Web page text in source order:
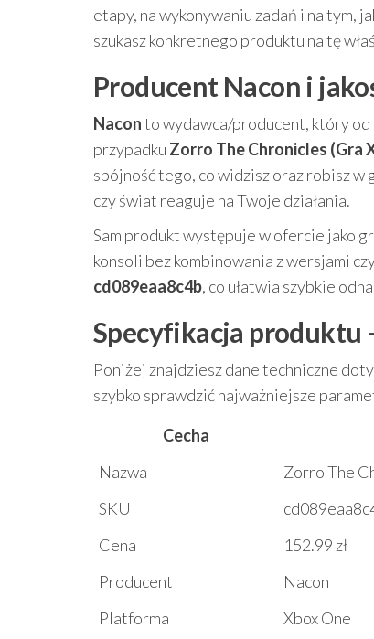
etapy, na wykonywaniu zadań i na tym,
szukasz konkretnego produktu na tę
Producent Nacon i
Naconto wydawca/producent, który od
przypadku Zorro The Chronicles (Gra
spójność tego, co widzisz oraz robisz
czy świat reaguje na Twoje działania.
Sam produkt występuje w ofercie jako
konsoli bez kombinowania z wersjami
cd089eaa8c4b, co ułatwia szybkie
Specyfikacja produktu
Poniżej znajdziesz dane techniczne
szybko sprawdzić najważniejsze
Cecha
Nazwa
Zorro The
SKU
Cena
152.99 zł
Producent
Nacon
Platforma
Xbox One